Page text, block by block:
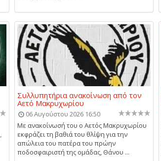
Συλλυπητήρια ανακοίνωση από τον
Αετό Μακρυχωρίου
06 Αυγούστου 2026 16:50
Με ανακοίνωσή του ο Αετός Μακρυχωρίου
εκφράζει τη βαθιά του θλίψη για την
απώλεια του πατέρα του πρώην
ποδοσφαιριστή της ομάδας, Θάνου ...